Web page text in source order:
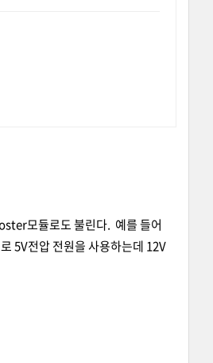
모듈로도 불린다. 예를 들어
5V전압 전원을 사용하는데 12V